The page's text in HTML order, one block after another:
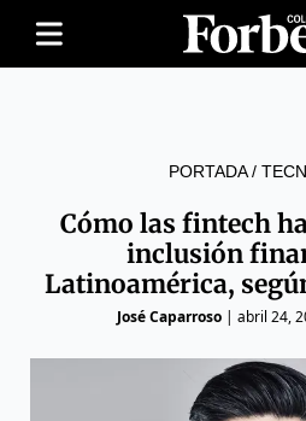
PORTADA/
Cómo las fintech
inclusión
Latinoamérica,
José Caparroso| abril 24,